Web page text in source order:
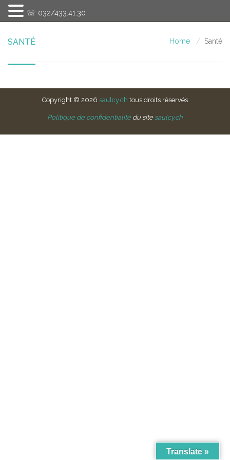
SANTÉ Home Santé
Copyright © 2026 saulcy.ch tous droits réservés
Politique de confidentialité du site saulcy.ch
Translate »
☏ 032/433.41.30